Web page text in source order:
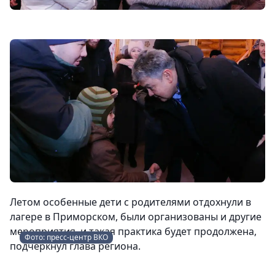
Фото: пресс-центр ВКО
Летом особенные дети с родителями отдохнули в
лагере в Приморском, были организованы и другие
мероприятия, и такая практика будет продолжена,
подчеркнул глава региона.